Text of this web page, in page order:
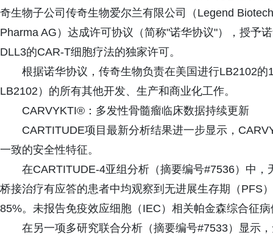
奇生物子公司传奇生物爱尔兰有限公司（Legend
Pharma AG）达成许可协议（简称"诺华协议"），授予
DLL3的CAR-T细胞疗法的独家许可。
根据诺华协议，传奇生物负责在美国进行LB2102
LB2102）的所有其他开发、生产和商业化工作。
CARVYKTI®：多发性骨髓瘤临床数据持续更新
CARTITUDE项目最新分析结果进一步显示，
一致的安全性特征。
在CARTITUDE-4亚组分析（摘要编号#7536）中
桥接治疗有应答的患者中均观察到无进展生存期（PFS
85%。未报告免疫效应细胞（IEC）相关帕金森综合征病
在另一项多研究联合分析（摘要编号#7533）显示